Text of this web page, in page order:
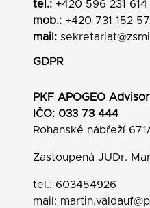
tel.: +420 596 231 614
mob.: +420 731 152
mail:
GDPR
PKF APOGEO
IČO: 033 73 444
Rohanské nábřeží
Zastoupená JUDr.
tel.: 603454926
mail: